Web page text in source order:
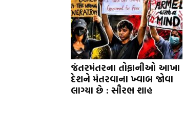
જંતરમંતરના તોફાનીઓ આખા
દેશને મંતરવાના ખ્વાબ જોવા
લાગ્યા છે : સૌરભ શાહ